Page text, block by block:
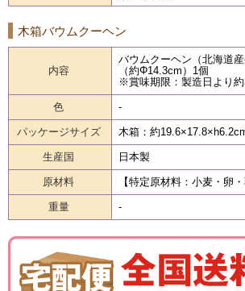
木箱バウムクーヘン
内容
バウムクーヘン（北海道産
（約Φ14.3cm）1個
※賞味期限：製造日より約
色 -
パッケージサイズ 木箱：約
生産国 日本製
原材料 【特定原材料：小麦・卵・
重量 -